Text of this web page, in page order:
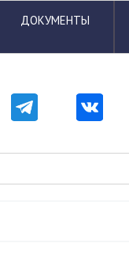
ДОКУМЕНТЫ